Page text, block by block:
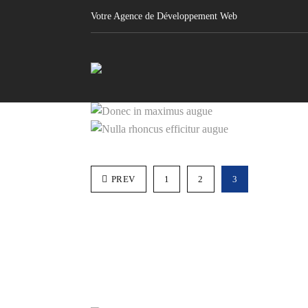
Votre Agence de Développement Web
Donec in
Nulla rhoncus
PREV 1 2 3